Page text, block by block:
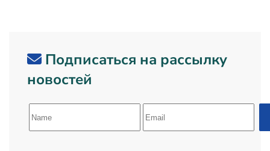
Подписаться на рассылку
новостей